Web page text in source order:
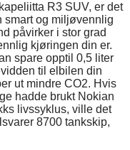
R3 SUV, er det
smart og miljøvennlig
påvirker i stor grad
kjøringen din er.
spare opptil 0,5 liter
til elbilen din
ut mindre CO2. Hvis
hadde brukt Nokian
livssyklus, ville det
8700 tankskip,